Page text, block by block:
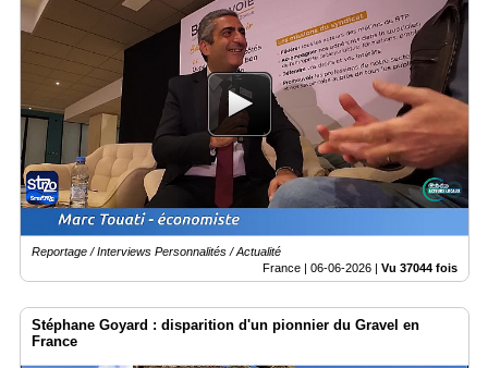
Reportage / Interviews Personnalités / Actualité
France | 06-06-2026 Vu 37044 fois
Stéphane Goyard : disparition d'un pionnier du Gravel en
France